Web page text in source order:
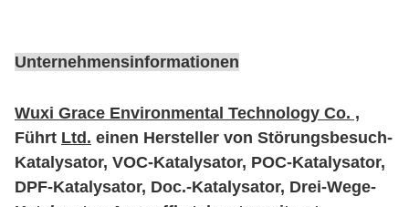
Unternehmensinformationen
Wuxi Grace Environmental Technology Co. ,
Führt Ltd. einen Hersteller von Störungsbesuch-
Katalysator, VOC-Katalysator, POC-Katalysator,
DPF-Katalysator, Doc.-Katalysator, Drei-Wege-